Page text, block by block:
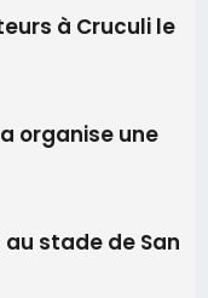
stade de San
et
tournoi du